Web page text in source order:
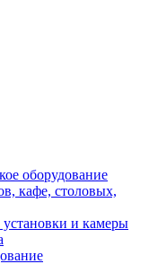
оборудование
кафе, столовых,
и камеры